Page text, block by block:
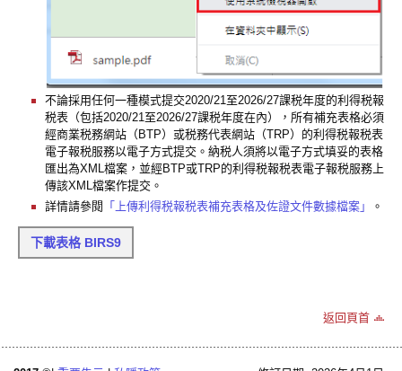
不論採用任何一種模式提交2020/21至2026/27課税年度的利得税報
税表（包括2020/21至2026/27課税年度在內），所有補充表格必須
經商業税務網站（BTP）或税務代表網站（TRP）的利得税報税表
電子報税服務以電子方式提交。納税人須將以電子方式填妥的表格
匯出為XML檔案，並經BTP或TRP的利得税報税表電子報税服務上
傳該XML檔案作提交。
詳情請參閱 「上傳利得税報税表補充表格及佐證文件數據檔案」 。
下載表格 BIRS9
返回頁首